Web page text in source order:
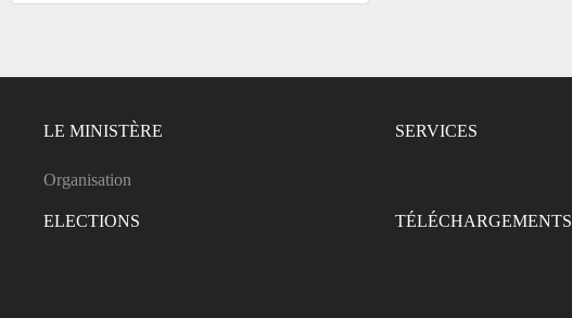
LE MINISTÈRE
Organisation
SERVICES
ELECTIONS TÉLÉCHARGEMENTS